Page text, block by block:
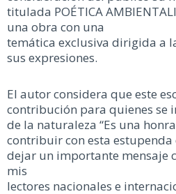
titulada POÉTICA
una obra con una
temática exclusiva dirigida a
sus expresiones.
El autor considera que este
contribución para quienes se
de la naturaleza “Es una
contribuir con esta
dejar un importante mensaje
mis
lectores nacionales e